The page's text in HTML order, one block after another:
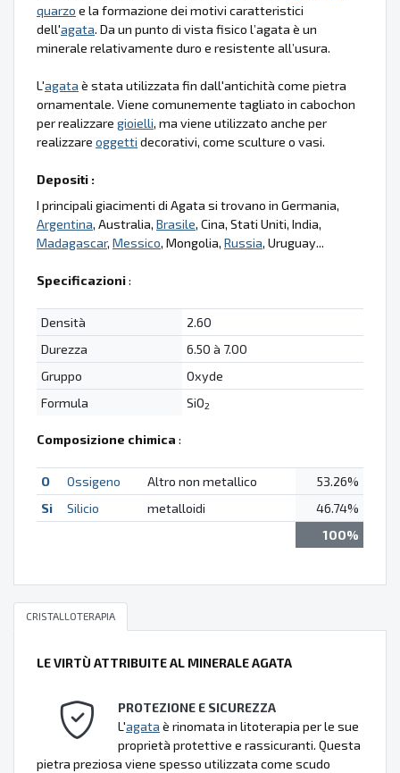
quarzo e la formazione dei motivi caratteristici
dell'agata. Da un punto di vista fisico l’agata è un
minerale relativamente duro e resistente all’usura.
L'agata è stata utilizzata fin dall'antichità come pietra
ornamentale. Viene comunemente tagliato in cabochon
per realizzare gioielli, ma viene utilizzato anche per
realizzare oggetti decorativi, come sculture o vasi.
Depositi :
I principali giacimenti di Agata si trovano in Germania,
Argentina, Australia, Brasile, Cina, Stati Uniti, India,
Madagascar, Messico, Mongolia, Russia, Uruguay...
Specificazioni:
Densità
2.60
Durezza
6.50 à 7.00
Gruppo
Oxyde
Formula
SiO2
Composizione chimica :
O Ossigeno Altro non metallico
53.26%
Si
Silicio metalloidi
46.74%
100%
CRISTALLOTERAPIA
LE VIRTÙ ATTRIBUITE AL MINERALE AGATA
PROTEZIONE E SICUREZZA
L'agata è rinomata in litoterapia per le sue
proprietà protettive e rassicuranti. Questa
pietra preziosa viene spesso utilizzata come scudo